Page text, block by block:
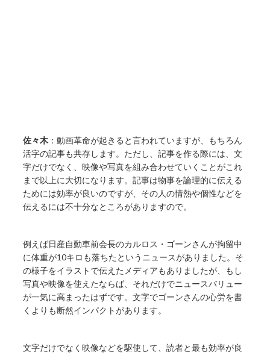
佐々木 ：動画革命が起きると言われていますが、もちろん
活字の記事も共存します。ただし、記事を作る際には、文
字だけでなく、映像や写真を組み合わせていくことがこれ
まで以上に大切になります。記事は物事を論理的に伝える
ためには効率が良いのですが、その人の情熱や個性などを
伝えるには不十分なところがありますので。
例えば日産自動車前会長のカルロス・ゴーンさんが拘留中
に体重が10キロも落ちたというニュースがありました。そ
の様子をイラストで伝えたメディアもありましたが、もし
写真や映像を使えたならば、それだけでニュースバリュー
が一気に高まったはずです。文字でゴーンさんの心労を書
くよりも断然インパクトがあります。
文字だけでなく映像などを駆使して、読者と最も効率が良